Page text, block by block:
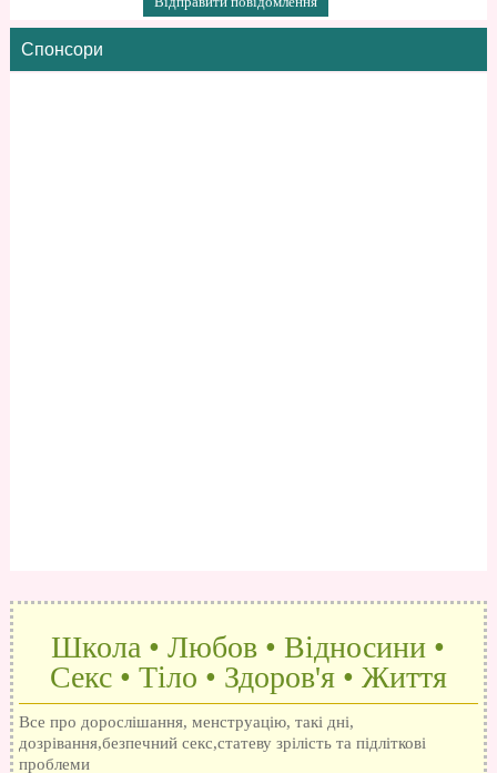
Спонсори
Школа • Любов • Відносини •
Секс • Тіло • Здоров'я • Життя
Все про дорослішання, менструацію, такі дні,
дозрівання,безпечний секс,статеву зрілість та підліткові
проблеми